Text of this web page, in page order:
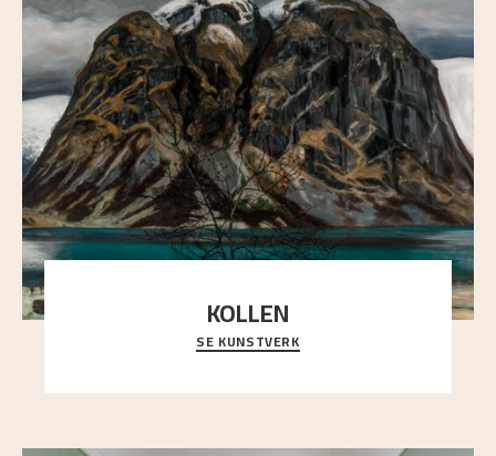
KOLLEN
Et ruvende fjell dominerer bildeflaten, og står i
sterk kontrast til det spinkle rognetreet ute
SE KUNSTVERK